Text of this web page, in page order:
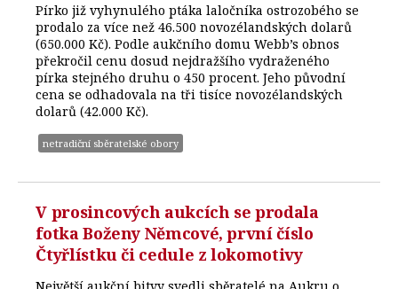
Pírko již vyhynulého ptáka laločníka ostrozobého se
prodalo za více než 46.500 novozélandských dolarů
(650.000 Kč). Podle aukčního domu Webb’s obnos
překročil cenu dosud nejdražšího vydraženého
pírka stejného druhu o 450 procent. Jeho původní
cena se odhadovala na tři tisíce novozélandských
dolarů (42.000 Kč).
netradiční sběratelské obory
V prosincových aukcích se prodala
fotka Boženy Němcové, první číslo
Čtyřlístku či cedule z lokomotivy